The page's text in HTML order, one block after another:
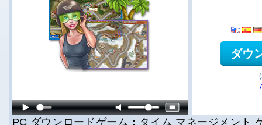
ダウ
PC ダウンロードゲーム：タイム マネージメント